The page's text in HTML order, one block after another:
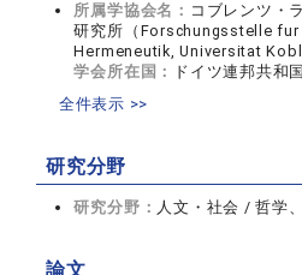
所属学協会名： コブレンツ・
研究所（Forschungsstelle
Hermeneutik, Universitat
学会所在国：
ドイツ連邦共和国
全件表示 >>
研究分野
研究分野： 人文・社会 / 哲学
論文